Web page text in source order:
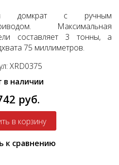
домкрат с ручным
Максимальная
составляет 3 тонны, а
75 миллиметров.
XRD0375
в наличии
руб.
к сравнению